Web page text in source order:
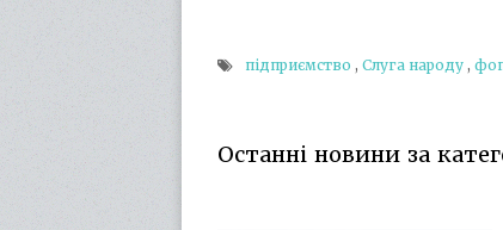
підприємство , Слуга народу ,
Останні новини за